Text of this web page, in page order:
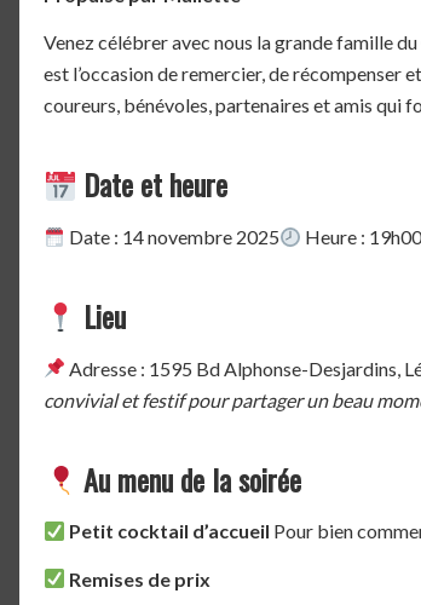
Venez célébrer avec nous la grande famille
est l’occasion de remercier, de récompenser
coureurs, bénévoles, partenaires et amis
Date et heure
Date : 14 novembre 2025 Heure :
Lieu
Adresse : 1595 Bd Alphonse-Desjardins,
convivial et festif pour partager un beau
Au menu de la soirée
Petit cocktail d’accueil Pour bien
Remises de prix